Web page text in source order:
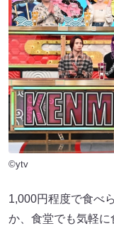
©ytv
1,000円程度で食べ
か、食堂でも気軽